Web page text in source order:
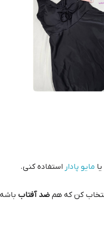
یا مایو پادار استفاده کنی.
کن که هم ضد آفتاب